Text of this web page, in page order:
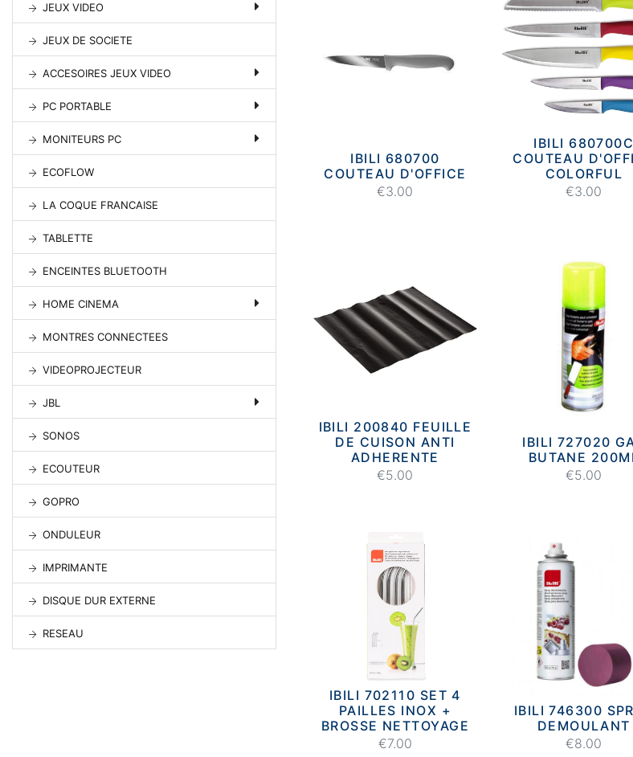
JEUX VIDEO
JEUX DE SOCIETE
ACCESOIRES JEUX VIDEO
PC PORTABLE
MONITEURS PC
ECOFLOW
LA COQUE FRANCAISE
TABLETTE
ENCEINTES BLUETOOTH
HOME CINEMA
MONTRES CONNECTEES
VIDEOPROJECTEUR
JBL
SONOS
ECOUTEUR
GOPRO
ONDULEUR
IMPRIMANTE
DISQUE DUR EXTERNE
RESEAU
IBILI 680700
COUTEAU D'OFFICE
€3.00
IBILI 680700C
COUTEAU
COLORFUL
€3.00
IBILI 200840 FEUILLE
DE CUISON ANTI
ADHERENTE
€5.00
IBILI 727020
BUTANE
€5.00
IBILI 702110 SET 4
PAILLES INOX +
BROSSE NETTOYAGE
€7.00
IBILI 746300
DEMOULANT
€8.00